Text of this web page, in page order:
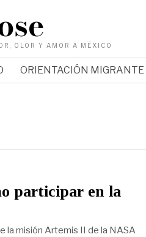
OLOR Y AMOR A MÉXICO
ORIENTACIÓN MIGRANTE
participar en la
la misión Artemis II de la NASA